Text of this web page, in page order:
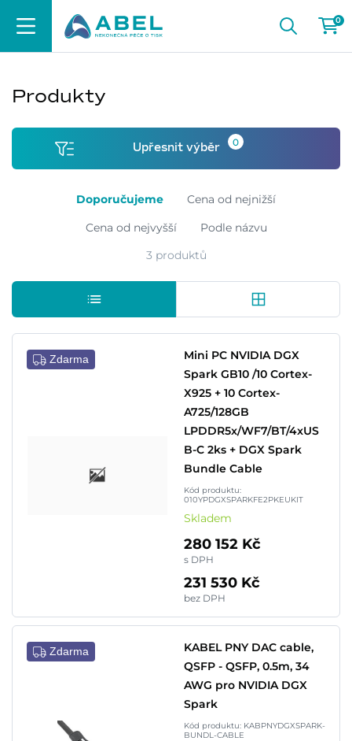
0
Produkty
Upřesnit výběr 0
Doporučujeme
Cena od nejnižší
Cena od nejvyšší
Podle názvu
3 produktů
Zdarma
Mini PC NVIDIA DGX
Spark GB10 /10 Cortex-
X925 + 10 Cortex-
A725/128GB
LPDDR5x/WF7/BT/4xUS
B-C 2ks + DGX Spark
Bundle Cable
Kód produktu:
010YPDGXSPARKFE2PKEUKIT
Skladem
280 152 Kč
s DPH
231 530 Kč
bez DPH
Zdarma
KABEL PNY DAC cable,
QSFP - QSFP, 0.5m, 34
AWG pro NVIDIA DGX
Spark
Kód produktu: KABPNYDGXSPARK-
BUNDL-CABLE